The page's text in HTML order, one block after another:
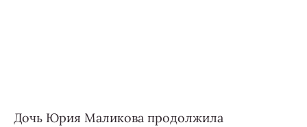
Дочь Юрия Маликова продолжила